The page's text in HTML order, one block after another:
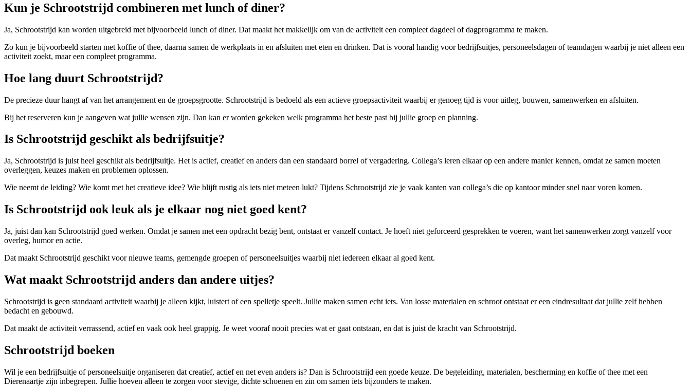
Kun je Schrootstrijd combineren met lunch of diner?
Ja, Schrootstrijd kan worden uitgebreid met bijvoorbeeld lunch of diner. Dat maakt het makkelijk om van de activiteit een compleet dagdeel of dagprogramma te maken.
Zo kun je bijvoorbeeld starten met koffie of thee, daarna samen de werkplaats in en afsluiten met eten en drinken. Dat is vooral handig voor bedrijfsuitjes, personeelsdagen of teamdagen waarbij je niet alleen een
activiteit zoekt, maar een compleet programma.
Hoe lang duurt Schrootstrijd?
De precieze duur hangt af van het arrangement en de groepsgrootte. Schrootstrijd is bedoeld als een actieve groepsactiviteit waarbij er genoeg tijd is voor uitleg, bouwen, samenwerken en afsluiten.
Bij het reserveren kun je aangeven wat jullie wensen zijn. Dan kan er worden gekeken welk programma het beste past bij jullie groep en planning.
Is Schrootstrijd geschikt als bedrijfsuitje?
Ja, Schrootstrijd is juist heel geschikt als bedrijfsuitje. Het is actief, creatief en anders dan een standaard borrel of vergadering. Collega’s leren elkaar op een andere manier kennen, omdat ze samen moeten
overleggen, keuzes maken en problemen oplossen.
Wie neemt de leiding? Wie komt met het creatieve idee? Wie blijft rustig als iets niet meteen lukt? Tijdens Schrootstrijd zie je vaak kanten van collega’s die op kantoor minder snel naar voren komen.
Is Schrootstrijd ook leuk als je elkaar nog niet goed kent?
Ja, juist dan kan Schrootstrijd goed werken. Omdat je samen met een opdracht bezig bent, ontstaat er vanzelf contact. Je hoeft niet geforceerd gesprekken te voeren, want het samenwerken zorgt vanzelf voor
overleg, humor en actie.
Dat maakt Schrootstrijd geschikt voor nieuwe teams, gemengde groepen of personeelsuitjes waarbij niet iedereen elkaar al goed kent.
Wat maakt Schrootstrijd anders dan andere uitjes?
Schrootstrijd is geen standaard activiteit waarbij je alleen kijkt, luistert of een spelletje speelt. Jullie maken samen echt iets. Van losse materialen en schroot ontstaat er een eindresultaat dat jullie zelf hebben
bedacht en gebouwd.
Dat maakt de activiteit verrassend, actief en vaak ook heel grappig. Je weet vooraf nooit precies wat er gaat ontstaan, en dat is juist de kracht van Schrootstrijd.
Schrootstrijd boeken
Wil je een bedrijfsuitje of personeelsuitje organiseren dat creatief, actief en net even anders is? Dan is Schrootstrijd een goede keuze. De begeleiding, materialen, bescherming en koffie of thee met een
Dierenaartje zijn inbegrepen. Jullie hoeven alleen te zorgen voor stevige, dichte schoenen en zin om samen iets bijzonders te maken.